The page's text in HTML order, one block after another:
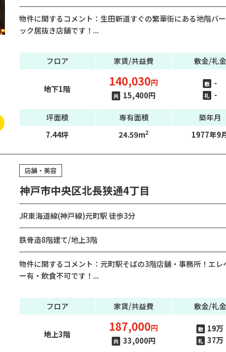
物件に関するコメント：生田新道すぐの繁華街にある地階バ
ック居抜き店舗です！...
フロア 家賃/共益費 敷金/礼金
地下1階
140,030円
共 15,400円
敷 -
礼 -
坪面積 専有面積
築年月
7.44坪
24.59m2 1977年9
店舗・美容
神戸市中央区北長狭通4丁目
JR東海道線(神戸線)元町駅 徒歩3分
鉄骨造8階建て/地上3階
物件に関するコメント：元町駅そばの3階店舗・事務所！エレ
ー有・飲食不可です！...
フロア 家賃/共益費 敷金/礼金
地上3階
187,000円
共 33,000円
敷 19万
礼 37万